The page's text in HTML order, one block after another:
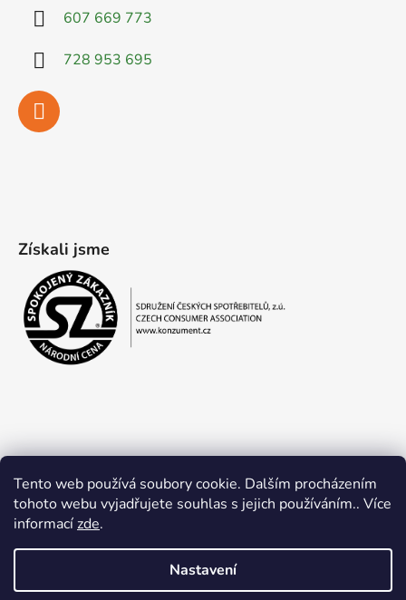
Tento web používá soubory cookie. Dalším procházením
tohoto webu vyjadřujete souhlas s jejich používáním.. Více
informacízde.
Nastavení
607 669 773
728 953 695
Získali jsme
Obchodní podmínky Ochrana osobních údajů